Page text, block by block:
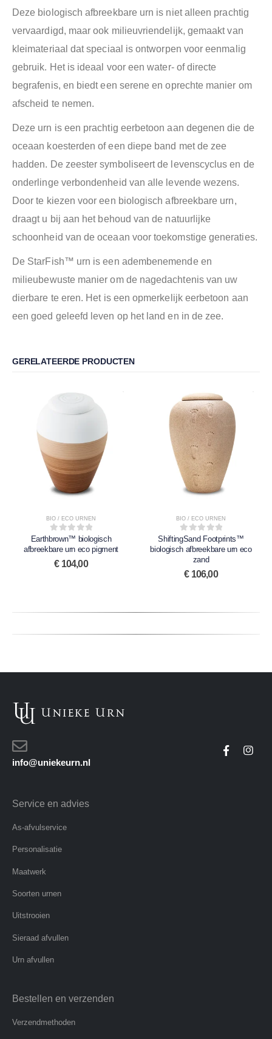
Deze biologisch afbreekbare urn is niet alleen prachtig
vervaardigd, maar ook milieuvriendelijk, gemaakt van
kleimateriaal dat speciaal is ontworpen voor eenmalig
gebruik. Het is ideaal voor een water- of directe
begrafenis, en biedt een serene en oprechte manier om
afscheid te nemen.
Deze urn is een prachtig eerbetoon aan degenen die de
oceaan koesterden of een diepe band met de zee
hadden. De zeester symboliseert de levenscyclus en de
onderlinge verbondenheid van alle levende wezens.
Door te kiezen voor een biologisch afbreekbare urn,
draagt u bij aan het behoud van de natuurlijke
schoonheid van de oceaan voor toekomstige generaties.
De StarFish™ urn is een adembenemende en
milieubewuste manier om de nagedachtenis van uw
dierbare te eren. Het is een opmerkelijk eerbetoon aan
een goed geleefd leven op het land en in de zee.
GERELATEERDE PRODUCTEN
BIO / ECO URNEN
0out of 5
Earthbrown™ biologisch
afbreekbare urn eco pigment
€104,00
BIO / ECO URNEN
0out of 5
ShiftingSand Footprints™
biologisch afbreekbare urn eco
zand
€106,00
info@uniekeurn.nl
Service en advies
As-afvulservice
Personalisatie
Maatwerk
Soorten urnen
Uitstrooien
Sieraad afvullen
Urn afvullen
Bestellen en verzenden
Verzendmethoden